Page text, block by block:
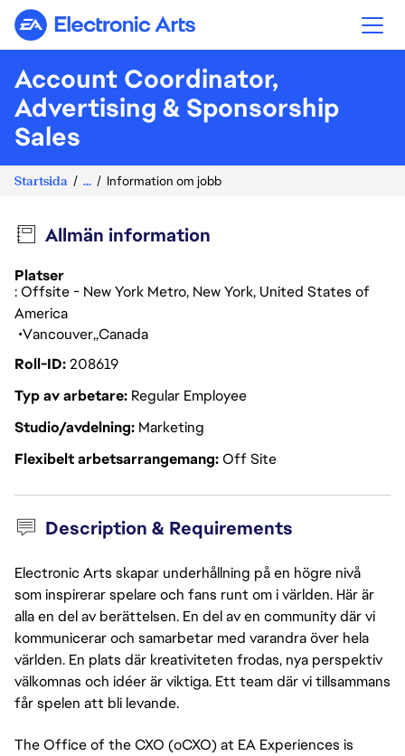
Electronic Arts
Account Coordinator,
Advertising & Sponsorship
Sales
Startsida ... Information om jobb
Allmän information
Platser
: Offsite - New York Metro, New York, United States of
America
Vancouver Canada
Roll-ID208619
Typ av arbetare Regular Employee
Studio/avdelning Marketing
Flexibelt arbetsarrangemangOff Site
Description & Requirements
Electronic Arts skapar underhållning på en högre nivå
som inspirerar spelare och fans runt om i världen. Här är
alla en del av berättelsen. En del av en community där vi
kommunicerar och samarbetar med varandra över hela
världen. En plats där kreativiteten frodas, nya perspektiv
välkomnas och idéer är viktiga. Ett team där vi tillsammans
får spelen att bli levande.
The Office of the CXO (oCXO) at EA Experiences is